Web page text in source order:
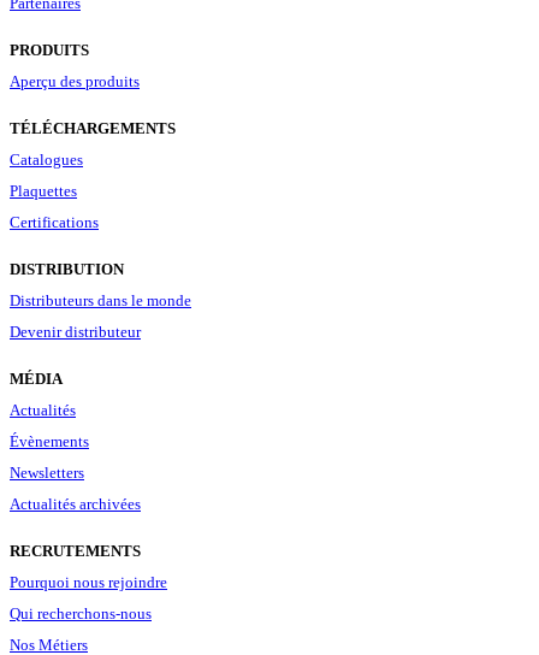
PRODUITS
Aperçu des produits
TÉLÉCHARGEMENTS
Catalogues
Plaquettes
Certifications
DISTRIBUTION
Distributeurs dans le monde
Devenir distributeur
MÉDIA
Actualités
Évènements
Newsletters
Actualités archivées
RECRUTEMENTS
Pourquoi nous rejoindre
Qui recherchons-nous
Nos Métiers